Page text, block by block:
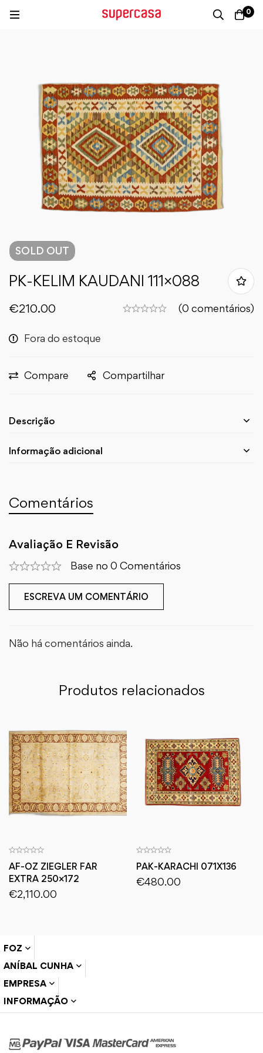
0
SOLD OUT
PK-KELIM KAUDANI 111×088
€210.00 (0 comentários)
Fora do estoque
Compare Compartilhar
Descrição
Informação adicional
Comentários
Avaliação E Revisão
Base no 0 Comentários
ESCREVA UM COMENTÁRIO
Não há comentários ainda.
Produtos relacionados
AF-OZ ZIEGLER FAR
EXTRA 250×172
€2,110.00
PAK-KARACHI 071X136
€480.00
FOZ
ANÍBAL CUNHA
EMPRESA
INFORMAÇÃO